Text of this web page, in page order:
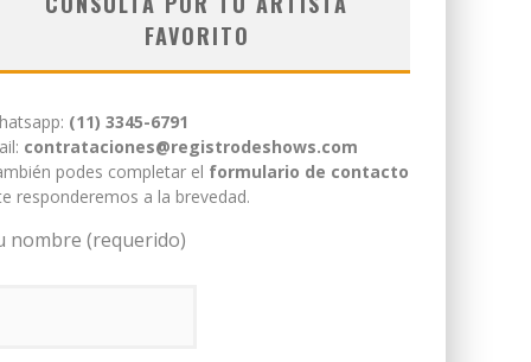
FAVORITO
(11) 3345-6791
contrataciones@registrodeshows.com
podes completar el formulario de contacto
responderemos a la brevedad.
nombre (requerido)